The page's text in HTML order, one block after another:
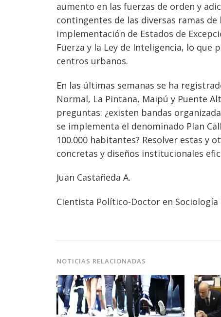
aumento en las fuerzas de orden y
contingentes de las diversas ramas de
implementación de Estados de
Fuerza y la Ley de Inteligencia, lo
centros urbanos.
En las últimas semanas se ha
Normal, La Pintana, Maipú y Puente
preguntas: ¿existen bandas
se implementa el denominado Plan
100.000 habitantes? Resolver estas y
concretas y diseños institucionales
Juan Castañeda A.
Cientista Político-Doctor en Sociología
NOTICIAS RELACIONADAS